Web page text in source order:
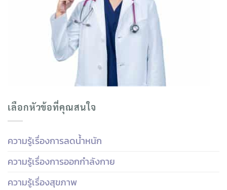
เลือกหัวข้อที่คุณสนใจ
ความรู้เรื่องการลดน้ำหนัก
ความรู้เรื่องการออกกำลังกาย
ความรู้เรื่องสุขภาพ